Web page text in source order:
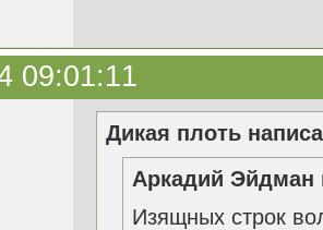
09:01:11
Дикая плоть
Аркадий Эйдман
Изящных строк